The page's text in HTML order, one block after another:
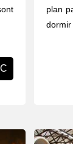
plan
dormir